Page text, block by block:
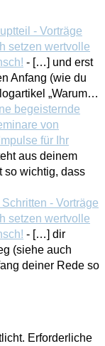
- Vorträge
setzen wertvolle
- […] und erst
Anfang (wie du
„Warum…
begeisternde
von
für Ihr
aus deinem
so wichtig, dass
- Vorträge
setzen wertvolle
- […] dir
(siehe auch
deiner Rede so
Erforderliche